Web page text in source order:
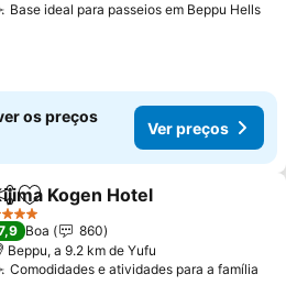
Base ideal para passeios em Beppu Hells
os preços
Ver preços
Adicionar aos favoritos
Kogen Hotel
Boa
860
Beppu, a 9.2 km de Yufu
Comodidades e atividades para a família